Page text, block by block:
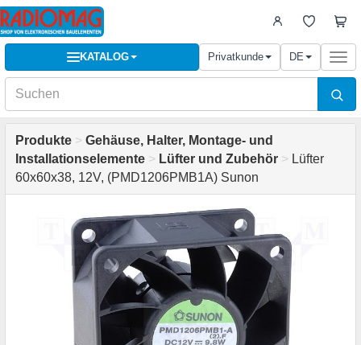
KATALOG Privatkunde DE
Produkte > Gehäuse, Halter, Montage- und
Installationselemente > Lüfter und Zubehör > Lüfter
60x60x38, 12V, (PMD1206PMB1A) Sunon